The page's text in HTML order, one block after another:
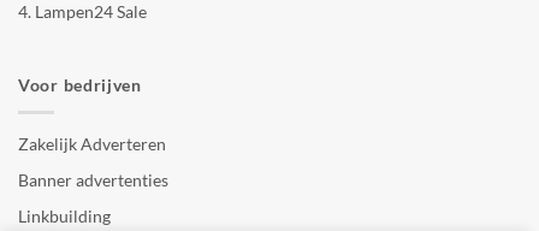
4. Lampen24 Sale
Voor bedrijven
Zakelijk Adverteren
Banner advertenties
Linkbuilding